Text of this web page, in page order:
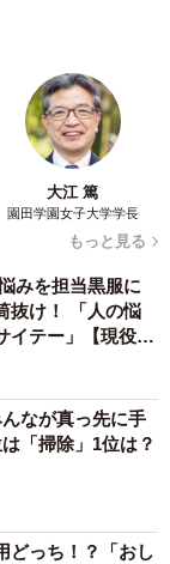
大江 篤
園田学園女子大学学長
もっと見る
みを担当黒服に
人の悩
イテー」【現役キ
なが真っ先に手
「掃除」1位は？
どっち！？「おし